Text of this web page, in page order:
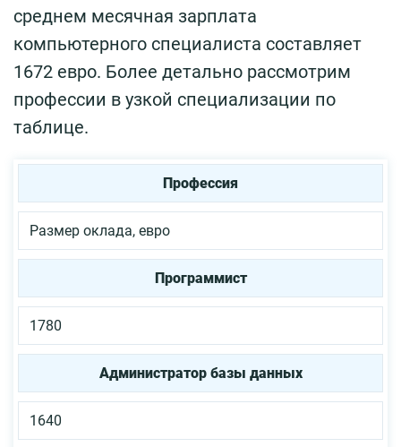
среднем месячная зарплата
компьютерного специалиста составляет
1672 евро. Более детально рассмотрим
профессии в узкой специализации по
таблице.
Профессия
Размер оклада, евро
Программист
1780
Администратор базы данных
1640